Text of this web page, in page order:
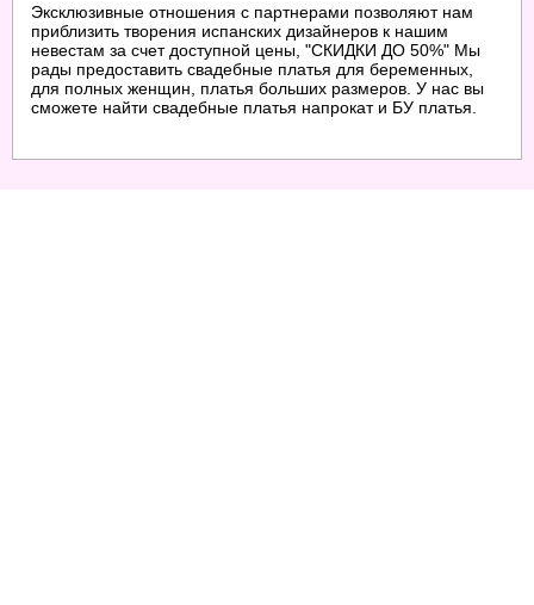
Эксклюзивные отношения с партнерами позволяют нам
приблизить творения испанских дизайнеров к нашим
невестам за счет доступной цены, "СКИДКИ ДО 50%" Мы
рады предоставить свадебные платья для беременных,
для полных женщин, платья больших размеров. У нас вы
сможете найти свадебные платья напрокат и БУ платья.